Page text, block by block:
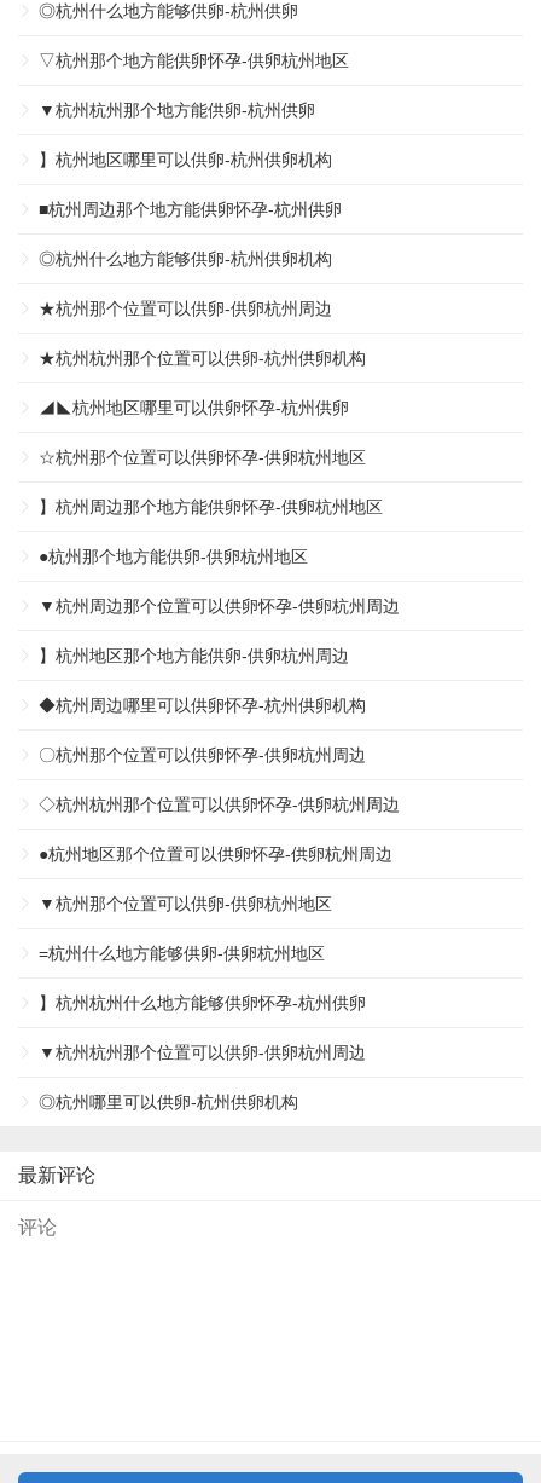
◎杭州什么地方能够供卵-杭州供卵
▽杭州那个地方能供卵怀孕-供卵杭州地区
▼杭州杭州那个地方能供卵-杭州供卵
】杭州地区哪里可以供卵-杭州供卵机构
■杭州周边那个地方能供卵怀孕-杭州供卵
◎杭州什么地方能够供卵-杭州供卵机构
★杭州那个位置可以供卵-供卵杭州周边
★杭州杭州那个位置可以供卵-杭州供卵机构
◢◣杭州地区哪里可以供卵怀孕-杭州供卵
☆杭州那个位置可以供卵怀孕-供卵杭州地区
】杭州周边那个地方能供卵怀孕-供卵杭州地区
●杭州那个地方能供卵-供卵杭州地区
▼杭州周边那个位置可以供卵怀孕-供卵杭州周边
】杭州地区那个地方能供卵-供卵杭州周边
◆杭州周边哪里可以供卵怀孕-杭州供卵机构
〇杭州那个位置可以供卵怀孕-供卵杭州周边
◇杭州杭州那个位置可以供卵怀孕-供卵杭州周边
●杭州地区那个位置可以供卵怀孕-供卵杭州周边
▼杭州那个位置可以供卵-供卵杭州地区
=杭州什么地方能够供卵-供卵杭州地区
】杭州杭州什么地方能够供卵怀孕-杭州供卵
▼杭州杭州那个位置可以供卵-供卵杭州周边
◎杭州哪里可以供卵-杭州供卵机构
最新评论